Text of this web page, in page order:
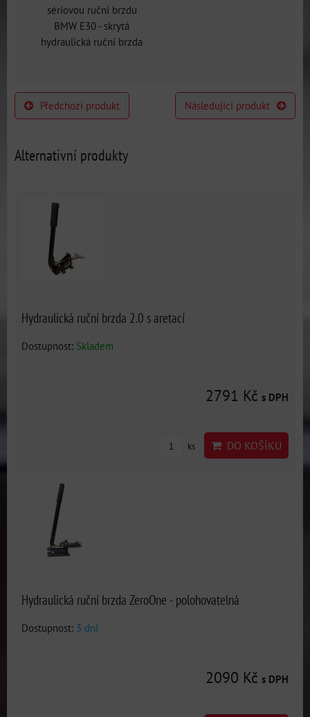
sériovou ruční brzdu
BMW E30 - skrytá
hydraulická ruční brzda
Předchozí produkt Následující produkt
Alternativní produkty
Hydraulická ruční brzda 2.0 s aretací
Dostupnost: Skladem
2791 Kč s DPH
ks DO KOŠÍKU
Hydraulická ruční brzda ZeroOne - polohovatelná
Dostupnost: 3 dni
2090 Kč s DPH